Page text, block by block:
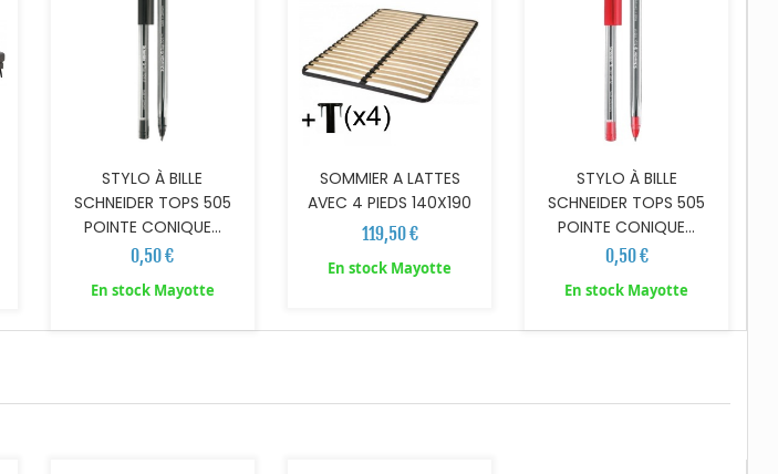
STYLO À BILLE
SCHNEIDER TOPS 505
POINTE CONIQUE...
0,50 €
En stock Mayotte
SOMMIER A LATTES
AVEC 4 PIEDS 140X190
119,50 €
En stock Mayotte
STYLO À BILLE
SCHNEIDER TOPS 505
POINTE CONIQUE...
0,50 €
En stock Mayotte